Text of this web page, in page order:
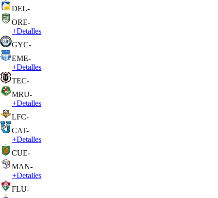
DEL-
ORE-
+Detalles
GYC-
EME-
+Detalles
TEC-
MRU-
+Detalles
LFC-
CAT-
+Detalles
CUE-
MAN-
+Detalles
FLU-